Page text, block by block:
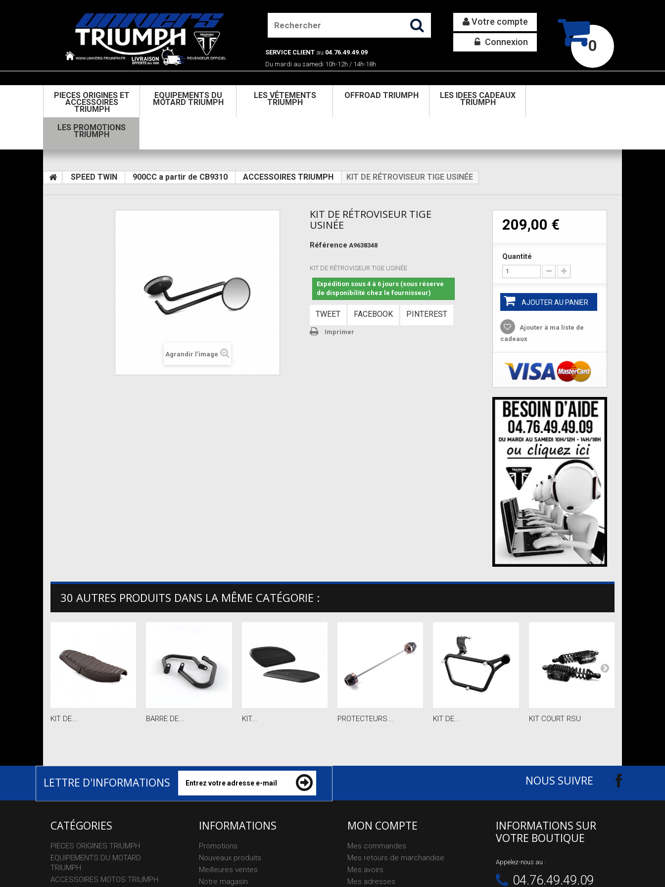
0
Votre compte
Connexion
SERVICE CLIENT au 04.76.49.49.09
Du mardi au samedi 10h-12h / 14h-18h
PIECES ORIGINES ET
ACCESSOIRES
TRIUMPH
EQUIPEMENTS DU
MOTARD TRIUMPH
LES VÊTEMENTS
TRIUMPH
OFFROAD TRIUMPH LES IDEES CADEAUX
TRIUMPH
LES PROMOTIONS
TRIUMPH
SPEED TWIN 900CC a partir de CB9310 ACCESSOIRES TRIUMPH KIT DE RÉTROVISEUR TIGE USINÉE
Agrandir l'image
KIT DE RÉTROVISEUR TIGE
USINÉE
Référence A9638348
KIT DE RÉTROVISEUR TIGE USINÉE
Expédition sous 4 à 6 jours (sous réserve
de disponibilité chez le fournisseur)
TWEET FACEBOOK PINTEREST
Imprimer
209,00 €
Quantité
AJOUTER AU PANIER
Ajouter à ma liste de
cadeaux
30 AUTRES PRODUITS DANS LA MÊME CATÉGORIE :
KIT DE... BARRE DE... KIT... PROTECTEURS... KIT DE... KIT COURT RSU
LETTRE D'INFORMATIONS NOUS SUIVRE
CATÉGORIES
PIECES ORIGINES TRIUMPH
EQUIPEMENTS DU MOTARD
TRIUMPH
ACCESSOIRES MOTOS TRIUMPH
INFORMATIONS
Promotions
Nouveaux produits
Meilleures ventes
Notre magasin
MON COMPTE
Mes commandes
Mes retours de marchandise
Mes avoirs
Mes adresses
INFORMATIONS SUR
VOTRE BOUTIQUE
Appelez-nous au :
04.76.49.49.09